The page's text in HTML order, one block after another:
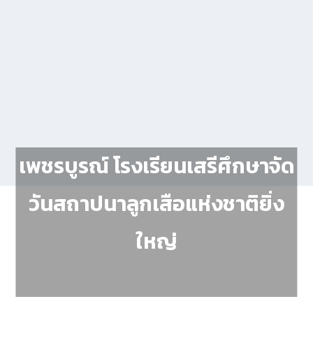
เพชรบูรณ์ โรงเรียนเสรีศึกษาจัด
วันสถาปนาลูกเสือแห่งชาติยิ่ง
ใหญ่